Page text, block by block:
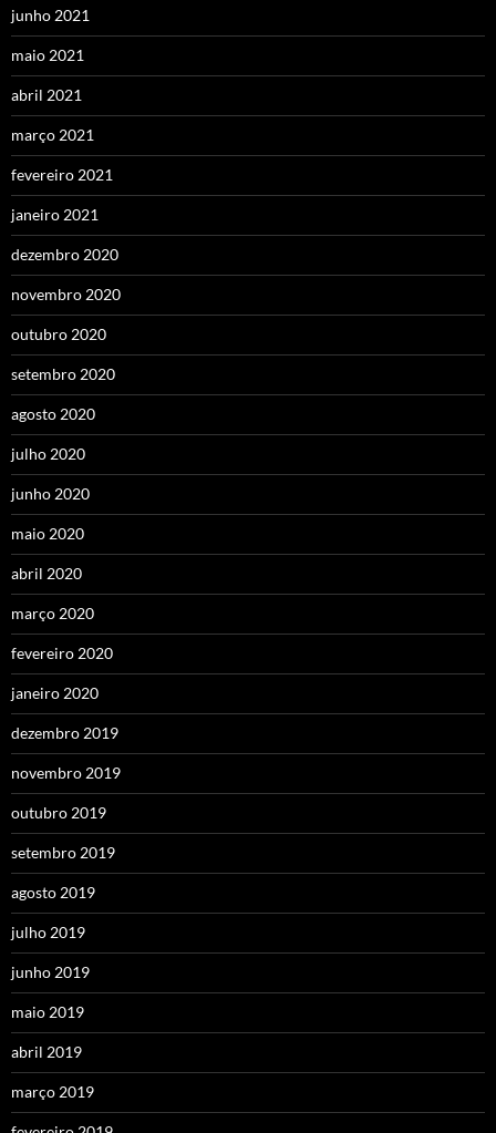
junho 2021
maio 2021
abril 2021
março 2021
fevereiro 2021
janeiro 2021
dezembro 2020
novembro 2020
outubro 2020
setembro 2020
agosto 2020
julho 2020
junho 2020
maio 2020
abril 2020
março 2020
fevereiro 2020
janeiro 2020
dezembro 2019
novembro 2019
outubro 2019
setembro 2019
agosto 2019
julho 2019
junho 2019
maio 2019
abril 2019
março 2019